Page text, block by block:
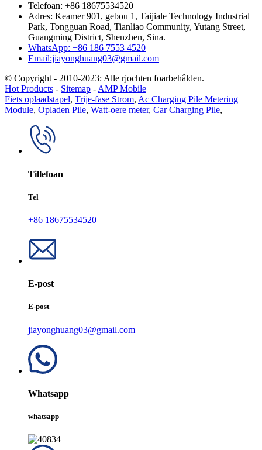
Telefoan: +86 18675534520
Adres: Keamer 901, gebou 1, Taijiale Technology Industrial
Park, Tongguan Road, Tianliao Community, Yutang Street,
Guangming District, Shenzhen, Sina.
WhatsApp: +86 186 7553 4520
Email:jiayonghuang03@gmail.com
© Copyright - 2010-2023: Alle rjochten foarbehâlden.
Hot Products - Sitemap - AMP Mobile
Fiets oplaadstapel, Trije-fase Strom, Ac Charging Pile Metering
Module, Opladen Pile, Watt-oere meter, Car Charging Pile,
Tillefoan
Tel
+86 18675534520
E-post
E-post
jiayonghuang03@gmail.com
Whatsapp
whatsapp